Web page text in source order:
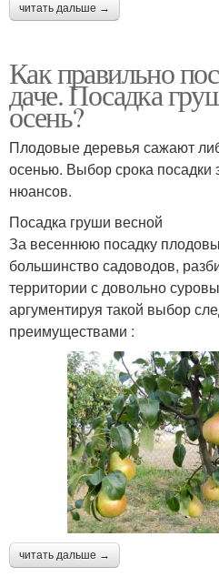
читать дальше →
Как правильно
даче. Посадка
осень?
Плодовые деревья сажают
осенью. Выбор срока посадки
нюансов.
Посадка груши весной
За весеннюю посадку
большинство садоводов,
территории с довольно
аргументируя такой выбор
преимуществами :
читать дальше →